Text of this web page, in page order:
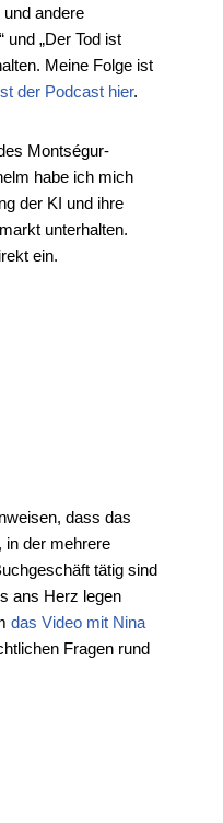
und andere
und „Der Tod ist
Meine Folge ist
der Podcast hier.
Montségur-
habe ich mich
der KI und ihre
unterhalten.
ein.
dass das
in der mehrere
tätig sind
ans Herz legen
das Video mit Nina
Fragen rund